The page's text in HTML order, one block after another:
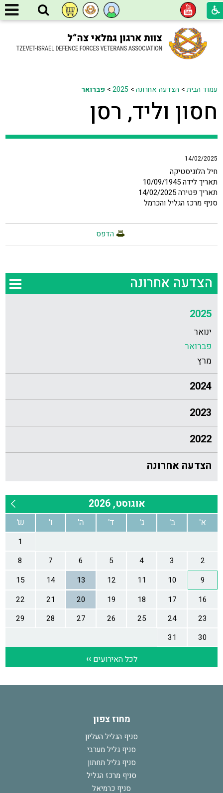
עמוד הבית> הצדעה אחרונה>
2025
> פברואר
חסון וליד, רסן
14/02/2025
חיל הלוגיסטיקה
תאריך לידה 10/09/1945
תאריך פטירה 14/02/2025
סניף מרכז הגליל והכרמל
הדפס
הצדעה אחרונה
2025
ינואר
פברואר
מרץ
2024
2023
2022
הצדעה אחרונה
מחוז צפון
סניף הגליל העליון
סניף גליל מערבי
סניף גליל תחתון
סניף מרכז הגליל
סניף כרמיאל